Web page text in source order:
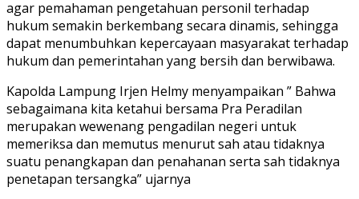
agar pemahaman pengetahuan personil terhadap
hukum semakin berkembang secara dinamis, sehingga
dapat menumbuhkan kepercayaan masyarakat terhadap
hukum dan pemerintahan yang bersih dan berwibawa.
Kapolda Lampung Irjen Helmy menyampaikan ” Bahwa
sebagaimana kita ketahui bersama Pra Peradilan
merupakan wewenang pengadilan negeri untuk
memeriksa dan memutus menurut sah atau tidaknya
suatu penangkapan dan penahanan serta sah tidaknya
penetapan tersangka” ujarnya